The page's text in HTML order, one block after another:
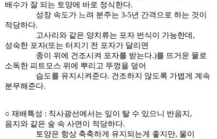
배수가 잘 되는 토양에 바로 정식한다.
성장 속도가 느려 분주는 3-5년 간격으로 하는 것이
적당하다.
고사리와 같은 양치류는 포자 번식이 가능한데,
성숙한 포자(또는 터지기 전 포자가 달리면
종이 위에 건조시켜 포자를 받는다.)를 뜨거운 물로
소독한 피트모스 위에 뿌리고 뚜껑을 덮어
습도를 유지시켜준다. 건조하지 않도록 가볍게 계속
분무해준다.
○ 재배특성 : 직사광선에서는 잎이 탈 수 있으니 반음지,
음지와 같은 숲 속 사면이 적당하다.
토양은 항상 축축하게 유지되는게 좋지만, 물이